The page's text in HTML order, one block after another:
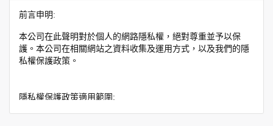
前言申明:
本公司在此聲明對於個人的網路隱私權，絕對尊重並予以保
護。本公司在相關網站之資料收集及運用方式，以及我們的隱
私權保護政策。
隱私權保護政策適用範圍: